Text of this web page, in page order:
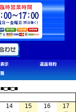
14 15 16
17